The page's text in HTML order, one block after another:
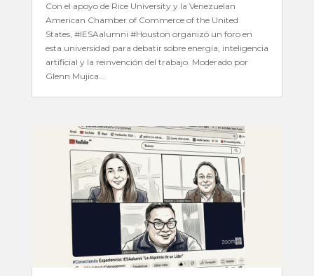
Con el apoyo de Rice University y la Venezuelan
American Chamber of Commerce of the United
States, #IESAalumni #Houston organizó un foro en
esta universidad para debatir sobre energía, inteligencia
artificial y la reinvención del trabajo. Moderado por
Glenn Mujica...